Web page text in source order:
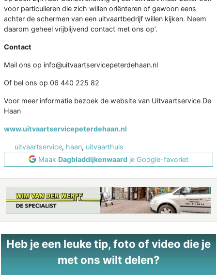
voor particulieren die zich willen oriënteren of gewoon eens
achter de schermen van een uitvaartbedrijf willen kijken. Neem
daarom geheel vrijblijvend contact met ons op’.
Contact
Mail ons op info@uitvaartservicepeterdehaan.nl
Of bel ons op 06 440 225 82
Voor meer informatie bezoek de website van Uitvaartservice De
Haan
www.uitvaartservicepeterdehaan.nl
uitvaartservice, haan, uitvaarthuis
Maak Dagbladdijkenwaard je Google-favoriet
Heb je een leuke tip, foto of video die je
met ons wilt delen?